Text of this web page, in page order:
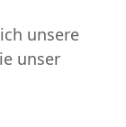
unsere
unser